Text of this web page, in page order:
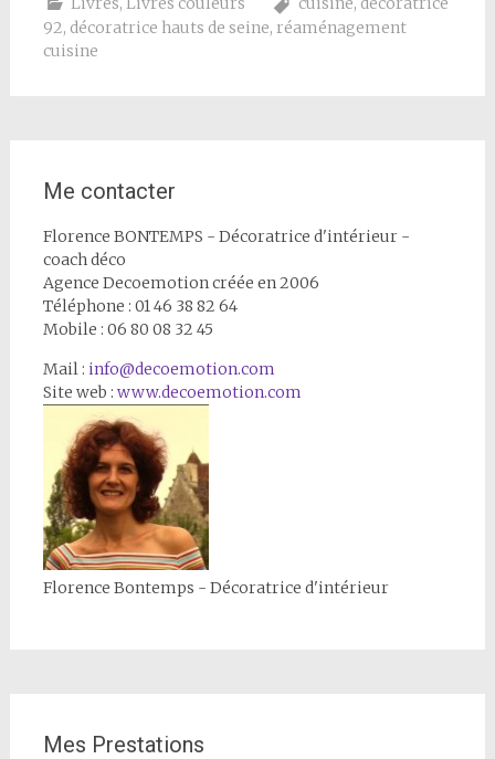
92, décoratrice hauts de seine, réaménagement
cuisine
Me contacter
Florence BONTEMPS - Décoratrice d'intérieur -
coach déco
Agence Decoemotion créée en 2006
Téléphone : 01 46 38 82 64
Mobile : 06 80 08 32 45
Mail : info@decoemotion.com
Site web : www.decoemotion.com
Florence Bontemps - Décoratrice d'intérieur
Mes Prestations